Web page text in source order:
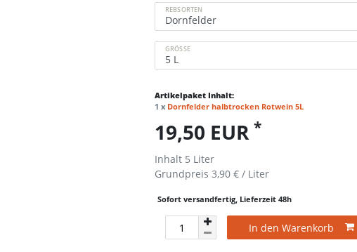
REBSORTEN
GRÖSSE
Artikelpaket Inhalt:
1 x Dornfelder halbtrocken Rotwein 5L
19,50 EUR*
Inhalt 5 Liter
Grundpreis3,90 € / Liter
Sofort versandfertig, Lieferzeit 48h
In den Warenkorb